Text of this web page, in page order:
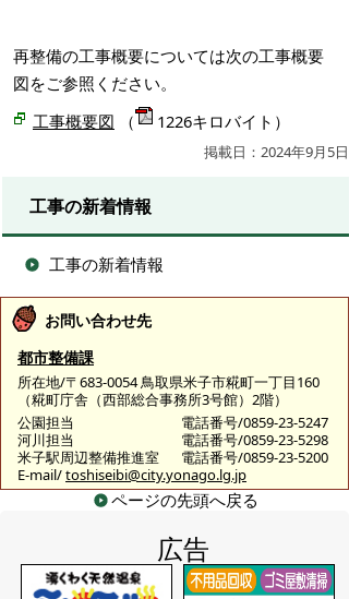
再整備の工事概要については次の工事概要
図をご参照ください。
工事概要図 （ 1226キロバイト）
掲載日：2024年9月5日
工事の新着情報
工事の新着情報
お問い合わせ先
都市整備課
所在地/〒683-0054 鳥取県米子市糀町一丁目160
（糀町庁舎（西部総合事務所3号館）2階）
公園担当
電話番号/0859-23-5247
河川担当
電話番号/0859-23-5298
米子駅周辺整備推進室
電話番号/0859-23-5200
E-mail/toshiseibi@city.yonago.lg.jp
ページの先頭へ戻る
広告